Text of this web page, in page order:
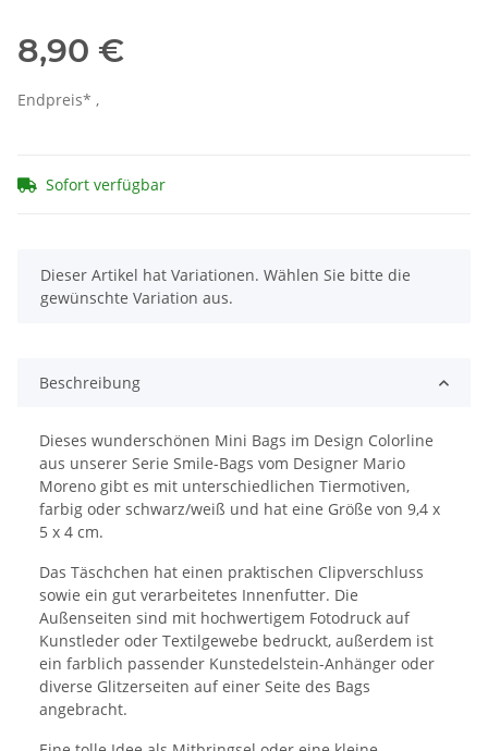
8,90 €
Endpreis* ,
Sofort verfügbar
x
Dieser Artikel hat Variationen. Wählen Sie bitte die
gewünschte Variation aus.
Beschreibung
Dieses wunderschönen Mini Bags im Design Colorline
aus unserer Serie Smile-Bags vom Designer Mario
Moreno gibt es mit unterschiedlichen Tiermotiven,
farbig oder schwarz/weiß und hat eine Größe von 9,4 x
5 x 4 cm.
Das Täschchen hat einen praktischen Clipverschluss
sowie ein gut verarbeitetes Innenfutter. Die
Außenseiten sind mit hochwertigem Fotodruck auf
Kunstleder oder Textilgewebe bedruckt, außerdem ist
ein farblich passender Kunstedelstein-Anhänger oder
diverse Glitzerseiten auf einer Seite des Bags
angebracht.